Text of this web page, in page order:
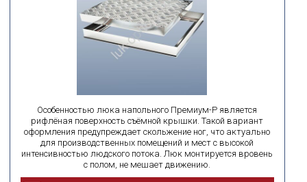
Особенностью люка напольного Премиум-Р является
рифлёная поверхность съёмной крышки. Такой вариант
оформления предупреждает скольжение ног, что актуально
для производственных помещений и мест с высокой
интенсивностью людского потока. Люк монтируется вровень
с полом, не мешает движению.